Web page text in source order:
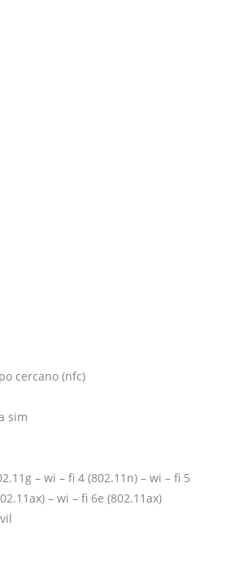
cercano (nfc)
sim
– wi – fi 4 (802.11n) – wi – fi 5
– wi – fi 6e (802.11ax)